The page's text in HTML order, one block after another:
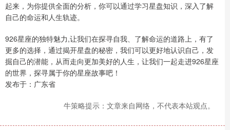
起来，为你提供全面的分析，你可以通过学习星盘知识，深入了解
自己的命运和人生轨迹。
926星座的独特魅力,让我们在探寻自我、了解命运的道路上，有了
更多的选择，通过揭开星盘的秘密，我们可以更好地认识自己，发
掘自己的潜能，从而走向更加美好的人生，让我们一起走进926星座
的世界，探寻属于你的星座故事吧！
发布于：广东省
牛策略提示：文章来自网络，不代表本站观点。